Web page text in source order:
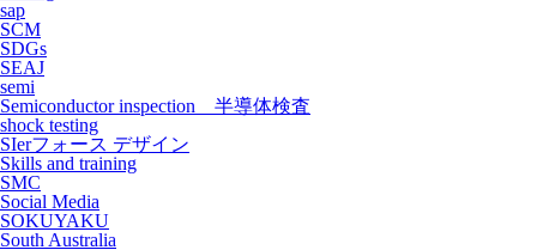
sap
SCM
SDGs
SEAJ
semi
Semiconductor inspection 半導体検査
shock testing
SIerフォース デザイン
Skills and training
SMC
Social Media
SOKUYAKU
South Australia